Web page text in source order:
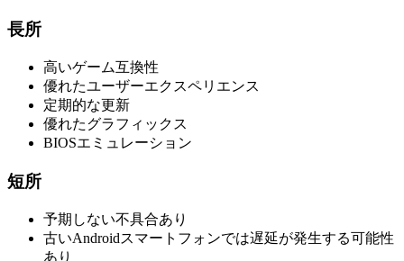
長所
高いゲーム互換性
優れたユーザーエクスペリエンス
定期的な更新
優れたグラフィックス
BIOSエミュレーション
短所
予期しない不具合あり
古いAndroidスマートフォンでは遅延が発生する可能性
あり